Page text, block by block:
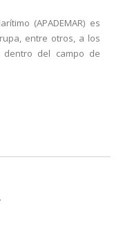
(APADEMAR) es
entre otros, a los
del campo de